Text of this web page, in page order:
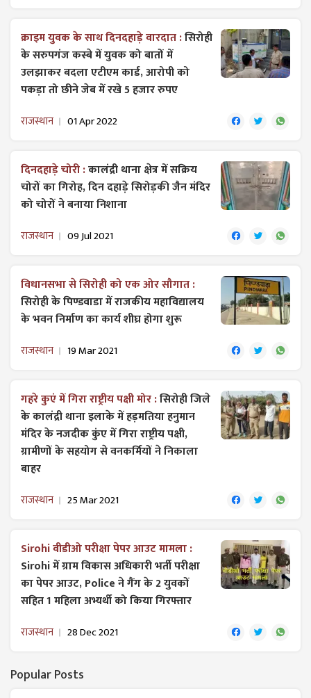
क्राइम युवक के साथ दिनदहाड़े वारदात :सिरोही
के सरुपगंज कस्बे में युवक को बातों में
उलझाकर बदला एटीएम कार्ड, आरोपी को
पकड़ा तो छीने जेब में रखे 5 हजार रुपए
राजस्थान 01 Apr 2022
दिनदहाड़े चोरी :कालंद्री थाना क्षेत्र में सक्रिय
चोरों का गिरोह, दिन दहाड़े सिरोड़की जैन मंदिर
को चोरों ने बनाया निशाना
राजस्थान 09 Jul 2021
विधानसभा से सिरोही को एक ओर सौगात :
सिरोही के पिण्डवाडा में राजकीय महाविद्यालय
के भवन निर्माण का कार्य शीघ्र होगा शुरू
राजस्थान 19 Mar 2021
गहरे कुएं में गिरा राष्ट्रीय पक्षी मोर :सिरोही जिले
के कालंद्री थाना इलाके में हड़मतिया हनुमान
मंदिर के नजदीक कुंए में गिरा राष्ट्रीय पक्षी,
ग्रामीणों के सहयोग से वनकर्मियों ने निकाला
बाहर
राजस्थान 25 Mar 2021
Sirohi वीडीओ परीक्षा पेपर आउट मामला :
Sirohi में ग्राम विकास अधिकारी भर्ती परीक्षा
का पेपर आउट, Police ने गैंग के 2 युवकों
सहित 1 महिला अभ्यर्थी को किया गिरफ्तार
राजस्थान 28 Dec 2021
Popular Posts